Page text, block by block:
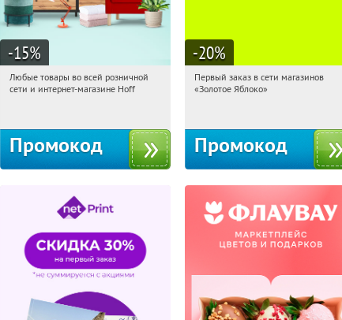
-15%
01:31:55 Получили:
Любые товары во всей розничной
сети и интернет-магазине Hoff
Промокод
-20%
01:31:55
Получи первым!
Первый заказ в сети магазинов
«Золотое Яблоко»
Промокод